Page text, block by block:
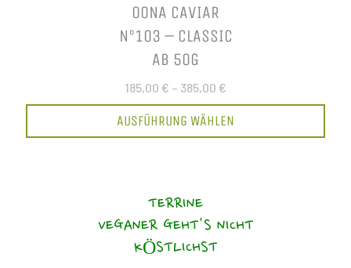
OONA CAVIAR
N°103 – CLASSIC
AB 50G
185,00 € – 385,00 €
AUSFÜHRUNG WÄHLEN
TERRINE
VEGANER GEHT'S NICHT
KÖSTLICHST